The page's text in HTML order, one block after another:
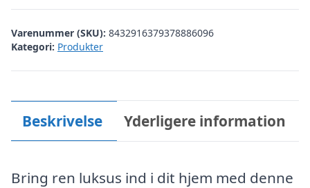
Varenummer (SKU): 8432916379378886096
Kategori: Produkter
Beskrivelse Yderligere information
Bring ren luksus ind i dit hjem med denne